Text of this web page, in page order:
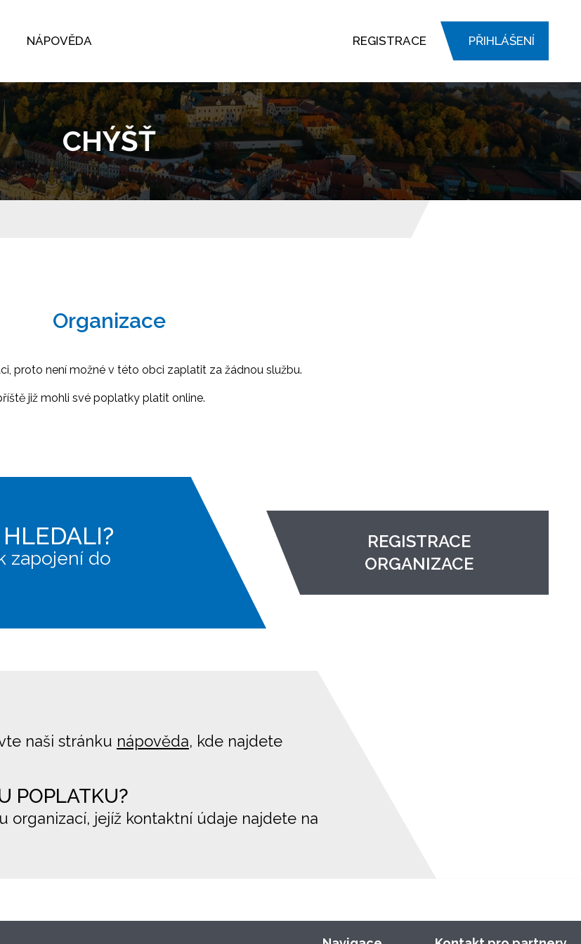
NÁPOVĚDA REGISTRACE PŘIHLÁŠENÍ
CHÝŠŤ
Organizace
proto není možné v této obci zaplatit za žádnou službu.
již mohli své poplatky platit online.
zapojení do
REGISTRACE
ORGANIZACE
naši stránku nápověda, kde najdete
POPLATKU?
organizací, jejíž kontaktní údaje najdete na